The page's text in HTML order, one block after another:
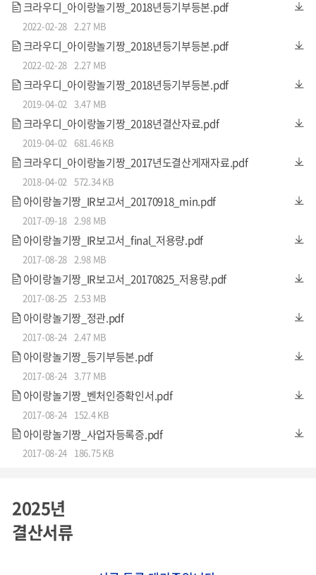
크라우디_아이랑놀기짱_2018년등기부등본.pdf
2022-02-28 2.27 MB
크라우디_아이랑놀기짱_2018년등기부등본.pdf
2022-02-28 2.27 MB
크라우디_아이랑놀기짱_2018년등기부등본.pdf
2019-04-02 3.47 MB
크라우디_아이랑놀기짱_2018년결산자료.pdf
2019-04-02 681.46 KB
크라우디_아이랑놀기짱_2017년도결산게재자료.pdf
2018-04-02 572.34 KB
아이랑놀기짱_IR보고서_20170918_min.pdf
2017-09-18 2.98 MB
아이랑놀기짱_IR보고서_final_저용량.pdf
2017-08-28 2.98 MB
아이랑놀기짱_IR보고서_20170825_저용량.pdf
2017-08-25 2.53 MB
아이랑놀기짱_정관.pdf
2017-08-24 2.47 MB
아이랑놀기짱_등기부등본.pdf
2017-08-24 3.77 MB
아이랑놀기짱_벤처인증확인서.pdf
2017-08-24 152.4 KB
아이랑놀기짱_사업자등록증.pdf
2017-08-24 186.75 KB
2025년
결산서류